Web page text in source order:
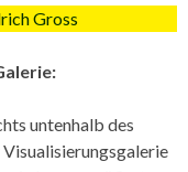
Gross
untenhalb des